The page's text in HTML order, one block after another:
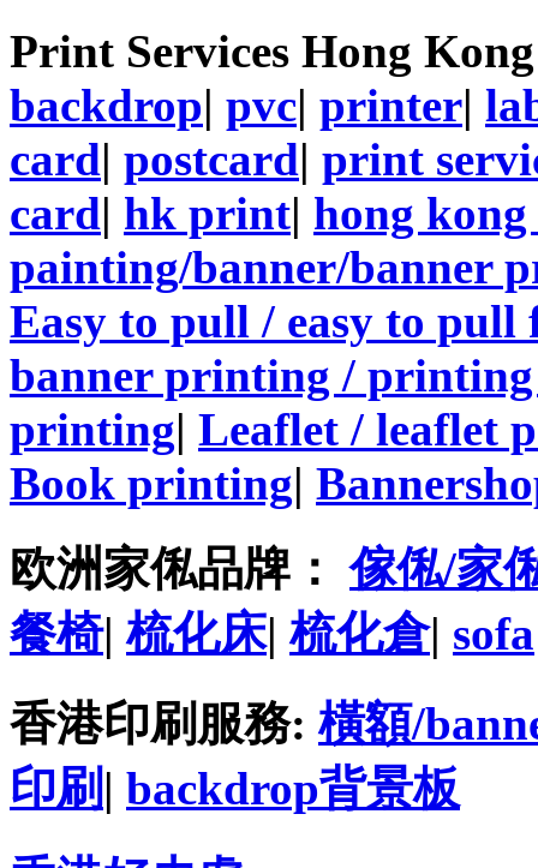
Print Services Hong
backdrop| pvc| printer|
card| postcard| print
card| hk print| hong
painting/banner/banner
Easy to pull / easy to pull
banner printing /
printing| Leaflet / leaflet
Book printing|
欧洲家俬品牌： 傢俬/家
餐椅|梳化床|梳化倉| sofa
香港印刷服務: 橫額/
印刷 | backdrop背景板